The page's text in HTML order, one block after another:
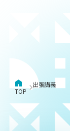
TOP
出張講義